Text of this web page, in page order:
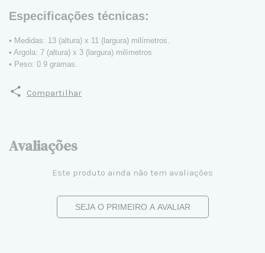
Especificações técnicas:
• Medidas: 13 (altura) x 11 (largura) milímetros.
• Argola: 7 (altura) x 3 (largura) milímetros
• Peso: 0.9 gramas.
Compartilhar
Avaliações
Este produto ainda não tem avaliações
SEJA O PRIMEIRO A AVALIAR